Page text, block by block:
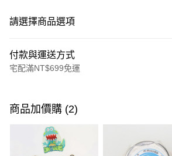
請選擇商品選項
付款與運送方式
宅配滿NT$699免運
信用卡一次付款
Apple Pay
商品加價購 (2)